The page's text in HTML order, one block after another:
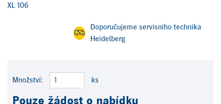
XL 106
Doporučujeme servisního technika
Heidelberg
Množství: ks
Pouze žádost o nabídku